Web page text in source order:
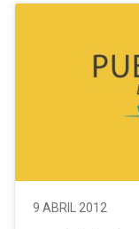
9 ABRIL 2012